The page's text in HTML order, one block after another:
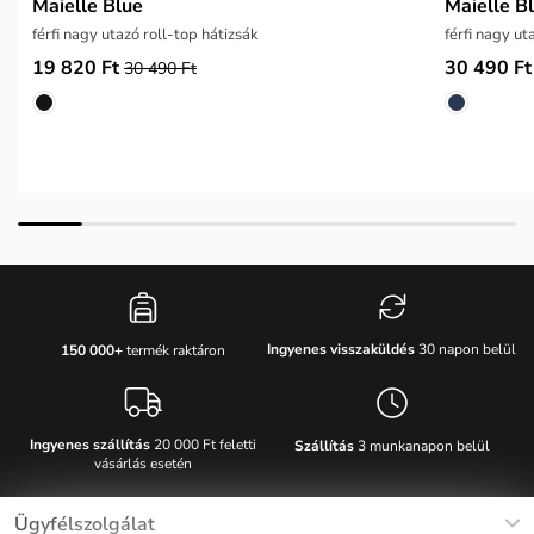
Maielle Blue
férfi nagy utazó roll-top hátizsák
19 820 Ft 30 490 Ft
Maielle
férfi nagy
30 490 Ft
150 000+termék raktáron Ingyenes visszaküldés30 napon belül
Ingyenes szállítás20 000 Ft feletti
vásárlás esetén
Szállítás3 munkanapon belül
Ügyfélszolgálat